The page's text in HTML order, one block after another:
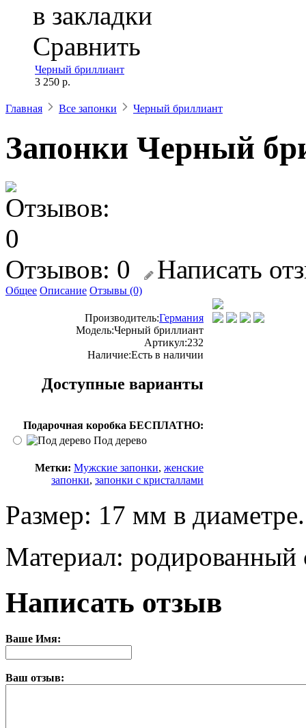
в закладки
Сравнить
Черный бриллиант
3 250 р.
Главная Все запонки Черный бриллиант
Запонки Черный
Отзывов: 0 Написать
Общее Описание Отзывы (0)
Производитель:Германия
Модель:Черный бриллиант
Артикул:232
Наличие:Есть в наличии
Доступные варианты
Подарочная коробка БЕСПЛАТНО:
Под дерево
Метки: Мужские запонки, женские
запонки, запонки с кристаллами
Размер: 17 мм в диаметре.
Материал: родированный
Написать отзыв
Ваше Имя:
Ваш отзыв: